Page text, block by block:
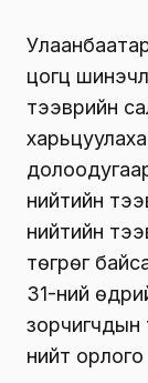
цогц
тээврийн
нийтийн
нийтийн
төгрөг
31-ний
зорчигчдын
нийт